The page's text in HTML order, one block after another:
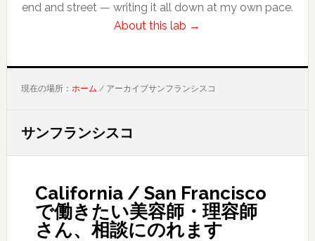
end and street — writing it all down at my own pace.
About this lab →
現在の場所： ホーム /アーカイブサンフランシスコ
サンフランシスコ
California / San Francisco
で働きたい美容師・理容師
さん、相談にのれます